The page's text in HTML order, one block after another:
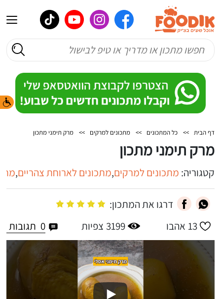
דף הבית >> כל המתכונים >> מתכונים למרקים >> מרק תימני מתכון
מרק תימני מתכון
קטגוריה: מתכונים למרקים,מתכונים לארוחת צהריים,
דרגו את המתכון:
13 אהבו 3199 צפיות 0 תגובות